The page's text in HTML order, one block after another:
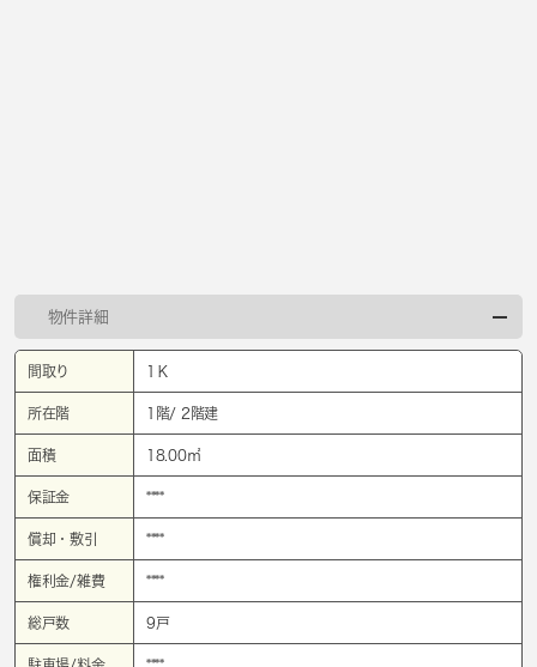
物件詳細
間取り 1Ｋ
所在階 1階/ 2階建
面積 18.00㎡
保証金 ****
償却・敷引 ****
権利金/雑費 ****
総戸数 9戸